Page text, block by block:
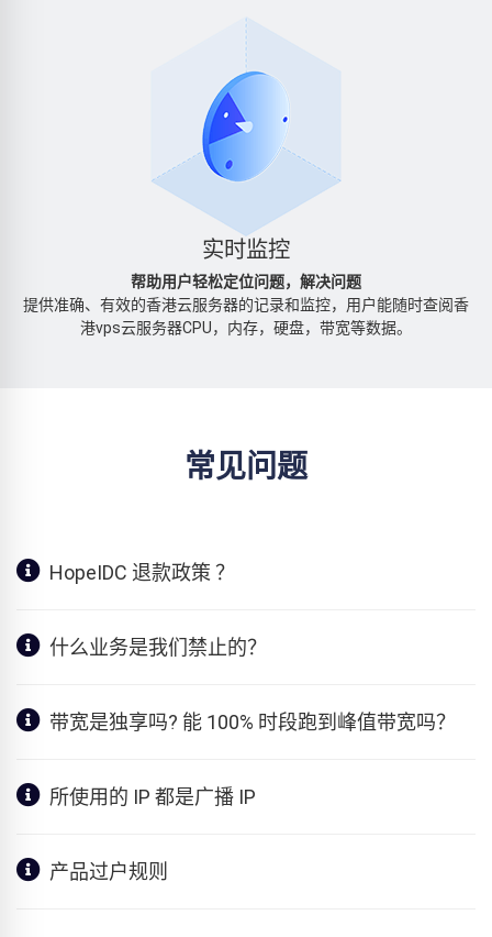
实时监控
帮助用户轻松定位问题，解决问题
提供准确、有效的香港云服务器的记录和监控，用户能随时查阅香
港vps云服务器CPU，内存，硬盘，带宽等数据。
常见问题
HopeIDC 退款政策 ？
什么业务是我们禁止的？
带宽是独享吗? 能 100% 时段跑到峰值带宽吗？
所使用的 IP 都是广播 IP
产品过户规则